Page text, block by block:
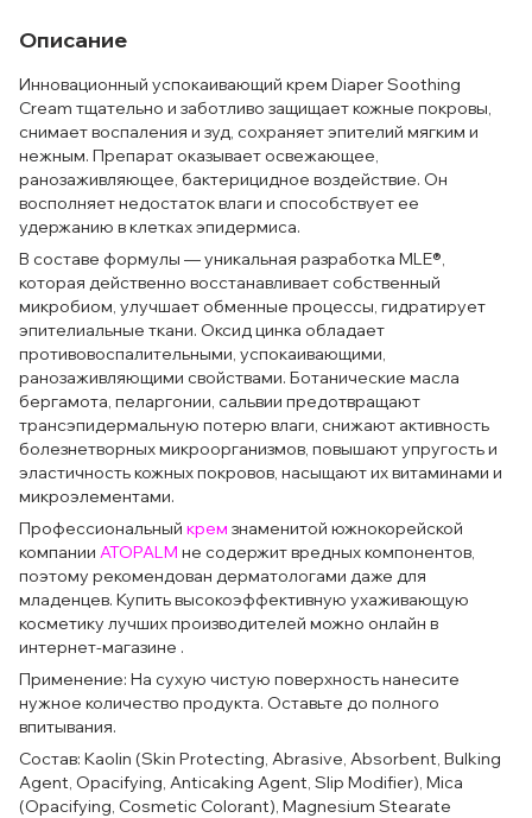
Описание
Инновационный успокаивающий крем Diaper Soothing
Cream тщательно и заботливо защищает кожные покровы,
снимает воспаления и зуд, сохраняет эпителий мягким и
нежным. Препарат оказывает освежающее,
ранозаживляющее, бактерицидное воздействие. Он
восполняет недостаток влаги и способствует ее
удержанию в клетках эпидермиса.
В составе формулы — уникальная разработка MLE®,
которая действенно восстанавливает собственный
микробиом, улучшает обменные процессы, гидратирует
эпителиальные ткани. Оксид цинка обладает
противовоспалительными, успокаивающими,
ранозаживляющими свойствами. Ботанические масла
бергамота, пеларгонии, сальвии предотвращают
трансэпидермальную потерю влаги, снижают активность
болезнетворных микроорганизмов, повышают упругость и
эластичность кожных покровов, насыщают их витаминами и
микроэлементами.
Профессиональный крем знаменитой южнокорейской
компании ATOPALM не содержит вредных компонентов,
поэтому рекомендован дерматологами даже для
младенцев. Купить высокоэффективную ухаживающую
косметику лучших производителей можно онлайн в
интернет-магазине .
Применение: На сухую чистую поверхность нанесите
нужное количество продукта. Оставьте до полного
впитывания.
Состав: Kaolin (Skin Protecting, Abrasive, Absorbent, Bulking
Agent, Opacifying, Anticaking Agent, Slip Modifier), Mica
(Opacifying, Cosmetic Colorant), Magnesium Stearate